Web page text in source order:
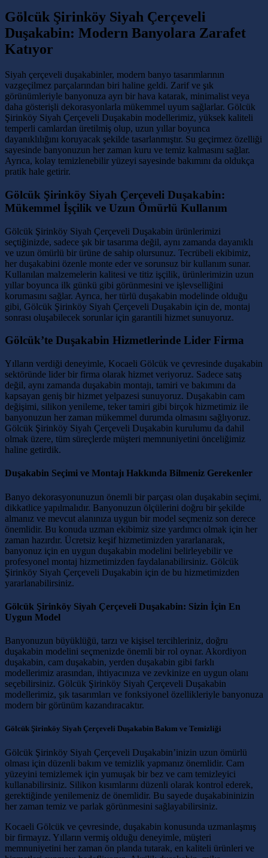
Gölcük Şirinköy Siyah Çerçeveli
Duşakabin: Modern Banyolara Zarafet
Katıyor
Siyah çerçeveli duşakabinler, modern banyo tasarımlarının
vazgeçilmez parçalarından biri haline geldi. Zarif ve şık
görünümleriyle banyonuza ayrı bir hava katarak, minimalist veya
daha gösterişli dekorasyonlarla mükemmel uyum sağlarlar. Gölcük
Şirinköy Siyah Çerçeveli Duşakabin modellerimiz, yüksek kaliteli
temperli camlardan üretilmiş olup, uzun yıllar boyunca
dayanıklılığını koruyacak şekilde tasarlanmıştır. Su geçirmez özelliği
sayesinde banyonuzun her zaman kuru ve temiz kalmasını sağlar.
Ayrıca, kolay temizlenebilir yüzeyi sayesinde bakımını da oldukça
pratik hale getirir.
Gölcük Şirinköy Siyah Çerçeveli Duşakabin:
Mükemmel İşçilik ve Uzun Ömürlü Kullanım
Gölcük Şirinköy Siyah Çerçeveli Duşakabin ürünlerimizi
seçtiğinizde, sadece şık bir tasarıma değil, aynı zamanda dayanıklı
ve uzun ömürlü bir ürüne de sahip olursunuz. Tecrübeli ekibimiz,
her duşakabini özenle monte eder ve sorunsuz bir kullanım sunar.
Kullanılan malzemelerin kalitesi ve titiz işçilik, ürünlerimizin uzun
yıllar boyunca ilk günkü gibi görünmesini ve işlevselliğini
korumasını sağlar. Ayrıca, her türlü duşakabin modelinde olduğu
gibi, Gölcük Şirinköy Siyah Çerçeveli Duşakabin için de, montaj
sonrası oluşabilecek sorunlar için garantili hizmet sunuyoruz.
Gölcük’te Duşakabin Hizmetlerinde Lider Firma
Yılların verdiği deneyimle, Kocaeli Gölcük ve çevresinde duşakabin
sektöründe lider bir firma olarak hizmet veriyoruz. Sadece satış
değil, aynı zamanda duşakabin montajı, tamiri ve bakımını da
kapsayan geniş bir hizmet yelpazesi sunuyoruz. Duşakabin cam
değişimi, silikon yenileme, teker tamiri gibi birçok hizmetimiz ile
banyonuzun her zaman mükemmel durumda olmasını sağlıyoruz.
Gölcük Şirinköy Siyah Çerçeveli Duşakabin kurulumu da dahil
olmak üzere, tüm süreçlerde müşteri memnuniyetini önceliğimiz
haline getirdik.
Duşakabin Seçimi ve Montajı Hakkında Bilmeniz Gerekenler
Banyo dekorasyonunuzun önemli bir parçası olan duşakabin seçimi,
dikkatlice yapılmalıdır. Banyonuzun ölçülerini doğru bir şekilde
almanız ve mevcut alanınıza uygun bir model seçmeniz son derece
önemlidir. Bu konuda uzman ekibimiz size yardımcı olmak için her
zaman hazırdır. Ücretsiz keşif hizmetimizden yararlanarak,
banyonuz için en uygun duşakabin modelini belirleyebilir ve
profesyonel montaj hizmetimizden faydalanabilirsiniz. Gölcük
Şirinköy Siyah Çerçeveli Duşakabin için de bu hizmetimizden
yararlanabilirsiniz.
Gölcük Şirinköy Siyah Çerçeveli Duşakabin: Sizin İçin En
Uygun Model
Banyonuzun büyüklüğü, tarzı ve kişisel tercihleriniz, doğru
duşakabin modelini seçmenizde önemli bir rol oynar. Akordiyon
duşakabin, cam duşakabin, yerden duşakabin gibi farklı
modellerimiz arasından, ihtiyacınıza ve zevkinize en uygun olanı
seçebilirsiniz. Gölcük Şirinköy Siyah Çerçeveli Duşakabin
modellerimiz, şık tasarımları ve fonksiyonel özellikleriyle banyonuza
modern bir görünüm kazandıracaktır.
Gölcük Şirinköy Siyah Çerçeveli Duşakabin Bakım ve Temizliği
Gölcük Şirinköy Siyah Çerçeveli Duşakabin’inizin uzun ömürlü
olması için düzenli bakım ve temizlik yapmanız önemlidir. Cam
yüzeyini temizlemek için yumuşak bir bez ve cam temizleyici
kullanabilirsiniz. Silikon kısımlarını düzenli olarak kontrol ederek,
gerektiğinde yenilemeniz de önemlidir. Bu sayede duşakabininizin
her zaman temiz ve parlak görünmesini sağlayabilirsiniz.
Kocaeli Gölcük ve çevresinde, duşakabin konusunda uzmanlaşmış
bir firmayız. Yılların vermiş olduğu deneyimle, müşteri
memnuniyetini her zaman ön planda tutarak, en kaliteli ürünleri ve